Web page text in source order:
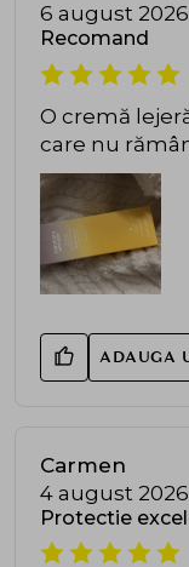
6 august 2026
Recomand
O cremă
care nu
ADAUGA
Carmen
4 august 2026
Protectie